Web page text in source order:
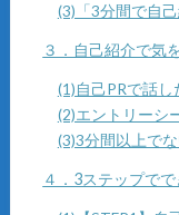
(3)「3分間で自
３．自己紹介で気
(1)自己PRで話
(2)エントリーシ
(3)3分間以上で
４．3ステップで